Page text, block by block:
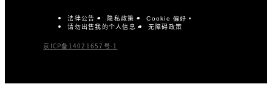
法律公告 隐私政策 Cookie 偏好
请勿出售我的个人信息 无障碍政策
京ICP备14021657号-1